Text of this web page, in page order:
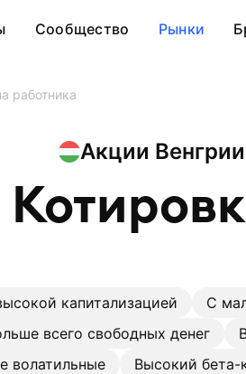
Сообщество Рынки
работника
Акции Венгрии
капитализацией С
всего свободных денег
волатильные Высокий бета-